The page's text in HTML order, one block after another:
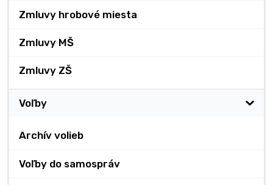
Zmluvy hrobové miesta
Zmluvy MŠ
Zmluvy ZŠ
Voľby
Archív volieb
Voľby do samospráv